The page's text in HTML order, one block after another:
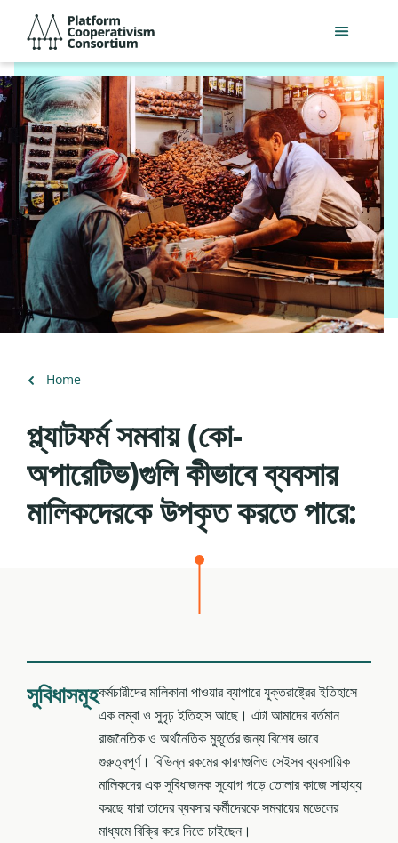
main
content
Consortium
Back
Home
প্ল্যাটফর্ম সমবায় (কো-
অপারেটিভ)গুলি কীভাবে ব্যবসার
মালিকদেরকে উপকৃত করতে পারে:
সুবিধাসমূহকর্মচারীদের মালিকানা পাওয়ার ব্যাপারে যুক্তরাষ্ট্রের ইতিহাসে
এক লম্বা ও সুদৃঢ় ইতিহাস আছে। এটা আমাদের বর্তমান
রাজনৈতিক ও অর্থনৈতিক মুহূর্তের জন্য বিশেষ ভাবে
গুরুত্বপূর্ণ। বিভিন্ন রকমের কারণগুলিও সেইসব ব্যবসায়িক
মালিকদের এক সুবিধাজনক সুযোগ গড়ে তোলার কাজে সাহায্য
করছে যারা তাদের ব্যবসার কর্মীদেরকে সমবায়ের মডেলের
মাধ্যমে বিক্রি করে দিতে চাইছেন।